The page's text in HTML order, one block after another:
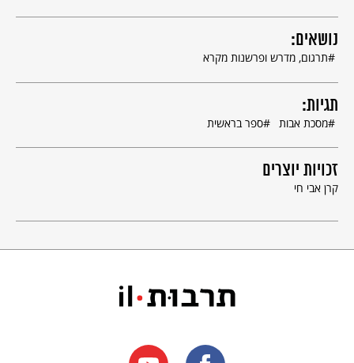
נושאים:
תרגום, מדרש ופרשנות מקרא
תגיות:
מסכת אבות ספר בראשית
זכויות יוצרים
קרן אבי חי